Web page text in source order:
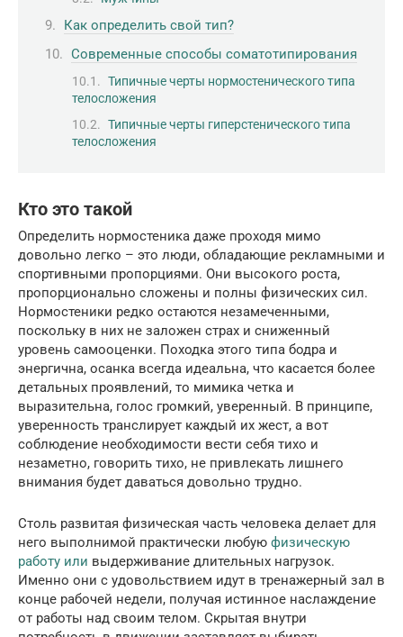
Как определить свой тип?
Современные способы соматотипирования
Типичные черты нормостенического типа
телосложения
Типичные черты гиперстенического типа
телосложения
Кто это такой
Определить нормостеника даже проходя мимо
довольно легко – это люди, обладающие рекламными и
спортивными пропорциями. Они высокого роста,
пропорционально сложены и полны физических сил.
Нормостеники редко остаются незамеченными,
поскольку в них не заложен страх и сниженный
уровень самооценки. Походка этого типа бодра и
энергична, осанка всегда идеальна, что касается более
детальных проявлений, то мимика четка и
выразительна, голос громкий, уверенный. В принципе,
уверенность транслирует каждый их жест, а вот
соблюдение необходимости вести себя тихо и
незаметно, говорить тихо, не привлекать лишнего
внимания будет даваться довольно трудно.
Столь развитая физическая часть человека делает для
него выполнимой практически любую физическую
работу или выдерживание длительных нагрузок.
Именно они с удовольствием идут в тренажерный зал в
конце рабочей недели, получая истинное наслаждение
от работы над своим телом. Скрытая внутри